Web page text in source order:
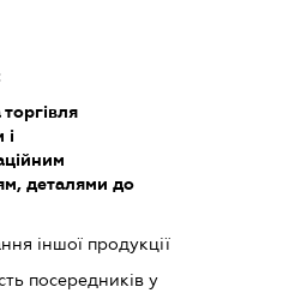
і
деталями до
іншої продукції
посередників у